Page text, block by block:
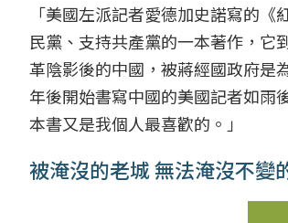
「美國左派記者愛德加史諾寫的
民黨、支持共產黨的一本著作，它
革陰影後的中國，被蔣經國政府是
年後開始書寫中國的美國記者如雨
本書又是我個人最喜歡的。」
被淹沒的老城 無法淹沒不變